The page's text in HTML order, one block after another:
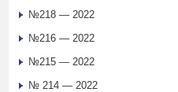
№218 — 2022
№216 — 2022
№215 — 2022
№ 214 — 2022